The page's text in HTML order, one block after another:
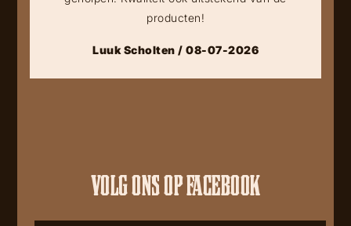
producten!
Luuk Scholten / 08-07-2026
VOLG ONS OP FACEBOOK